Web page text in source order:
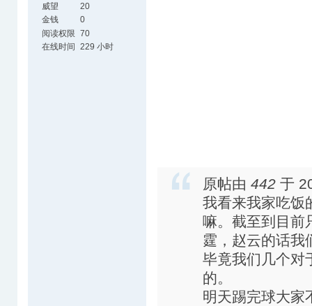
威望
20
金钱
0
阅读权限 70
在线时间 229 小时
原帖由 442 于
我看来我家吃饭
嘛。截至到目前
霆，赵云的话我
毕竟我们几个对
的。
明天踢完球大家